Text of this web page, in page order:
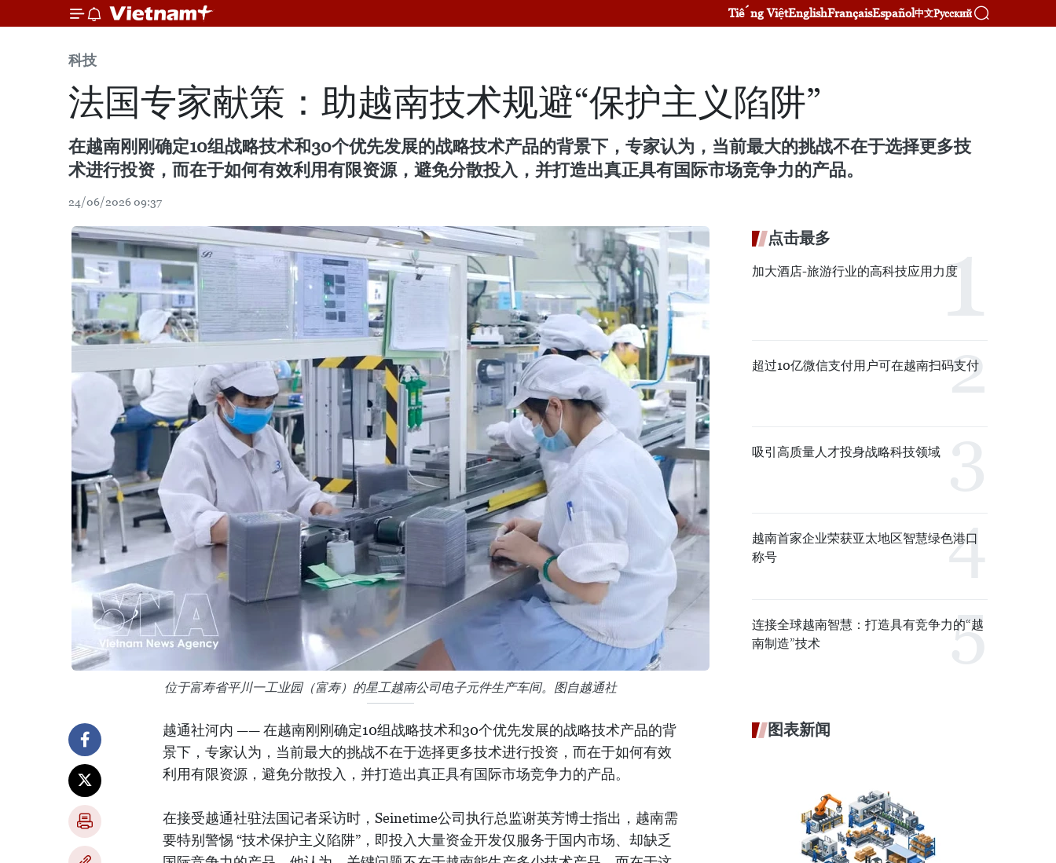
Tiếng ViệtEnglishFrançaisEspañol中文Русский
科技
法国专家献策：助越南技术规避“保护主义陷阱”
在越南刚刚确定10组战略技术和30个优先发展的战略技术产品的背景下，专家认为，当前最大的挑战不在于选择更多技
术进行投资，而在于如何有效利用有限资源，避免分散投入，并打造出真正具有国际市场竞争力的产品。
24/06/2026 09:37
位于富寿省平川一工业园（富寿）的星工越南公司电子元件生产车间。图自越通社
越通社河内 —— 在越南刚刚确定10组战略技术和30个优先发展的战略技术产品的背
景下，专家认为，当前最大的挑战不在于选择更多技术进行投资，而在于如何有效
利用有限资源，避免分散投入，并打造出真正具有国际市场竞争力的产品。
在接受越通社驻法国记者采访时，Seinetime公司执行总监谢英芳博士指出，越南需
要特别警惕 “技术保护主义陷阱”，即投入大量资金开发仅服务于国内市场、却缺乏
点击最多
加大酒店-旅游行业的高科技应用力度
超过10亿微信支付用户可在越南扫码支付
吸引高质量人才投身战略科技领域
越南首家企业荣获亚太地区智慧绿色港口
称号
连接全球越南智慧：打造具有竞争力的“越
南制造”技术
图表新闻